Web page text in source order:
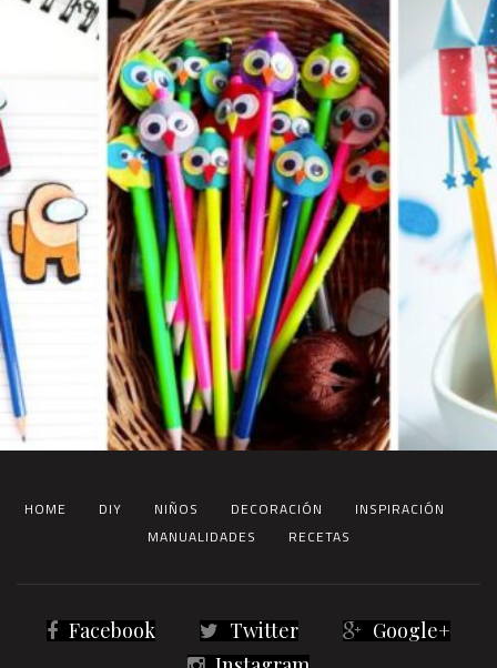
HOME DIY NIÑOS DECORACIÓN
INSPIRACIÓN
MANUALIDADES
RECETAS
Facebook Twitter
Google+